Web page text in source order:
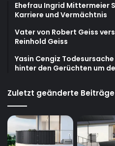
Ehefrau Ingrid Mittermeier
Karriere und Vermächtnis
Vater von Robert Geiss
Reinhold Geiss
Yasin Cengiz
hinter den Gerüchten um
Zuletzt geänderte Beiträge